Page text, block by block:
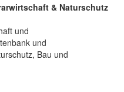
& Naturschutz
und
und
Bau und